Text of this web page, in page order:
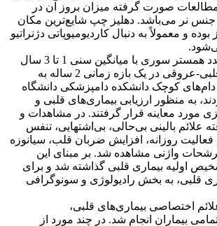
صورت گرفته میزان بروز آن در
جنس نر می‌باشد. دهلیز چپ شایع‌ترین مکان
و معمولاً به دنبال کاردیومیوپاتی دژنراتیو
در این مطالعه 22 عدد همستر سوری با میانگین سنی 1 تا 3 سال
که با علائم بیماری قلبی-عروقی در یک بازه زمانی 2 ساله به
کوچک دانشکده دامپزشکی دانشگاه
به منظور ارزیابی بیماری‌های قلبی و
مورد معاینه قرار گرفتند. در مشاهدات و
علائم بالینی بی‌‌‌حالی، بی‌اشتهایی، تنفس
روزانه، افزایش ضربان قلب، سیانوزه
واژنی مشاهده شد. بر مبنای این
اولیه بیماری قلبی گذاشته شد و برای
قلبی، به بخش رادیولوژی و سونوگرافی
اختصاصی بیماری‌های قلبی،
بیماران انجام شد. در چند مورد از